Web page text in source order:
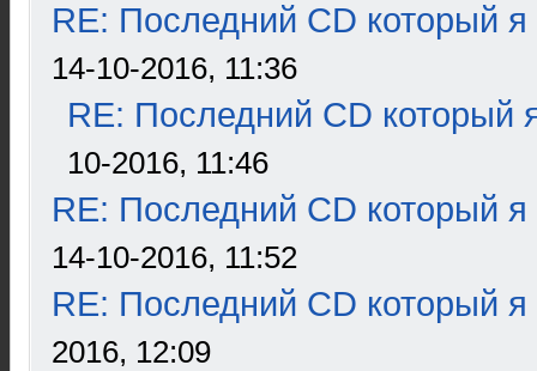
RE: Последний CD который я
14-10-2016, 11:36
RE: Последний CD который
10-2016, 11:46
RE: Последний CD который я
14-10-2016, 11:52
RE: Последний CD который я
2016, 12:09